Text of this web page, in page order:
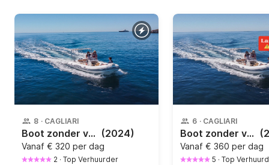
8 · CAGLIARI
Boot zonder vaarbewijs Cappelli TEMPEST 570 (2024)
Vanaf € 320 per dag
2 · Top Verhuurder
6 · CAGLIARI
Boot zonder vaarbewijs Cappelli Tempest 530 40pk
Vanaf € 360 per dag
5 · Top